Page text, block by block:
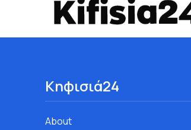
Κηφισιά24
About